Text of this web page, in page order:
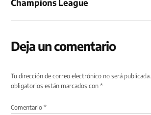
Champions League
Deja un comentario
Tu dirección de correo electrónico no será publicada.
obligatorios están marcados con*
Comentario*